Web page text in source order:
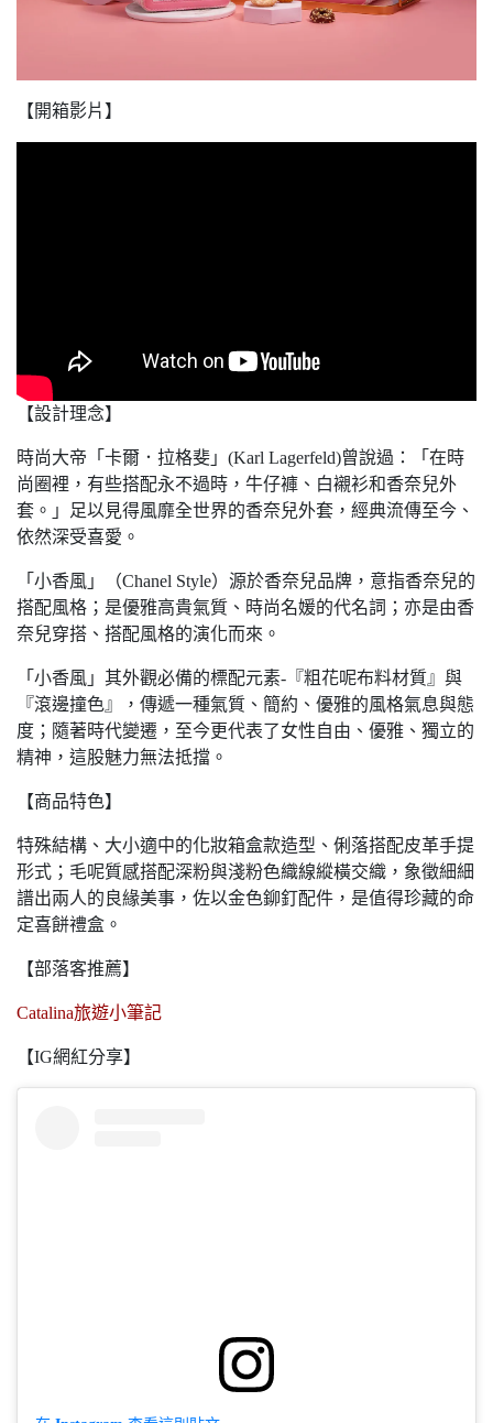
【開箱影片】
【設計理念】
時尚大帝「卡爾．拉格斐」(Karl Lagerfeld)曾說過：「在時
尚圈裡，有些搭配永不過時，牛仔褲、白襯衫和香奈兒外
套。」足以見得風靡全世界的香奈兒外套，經典流傳至今、
依然深受喜愛。
「小香風」（Chanel Style）源於香奈兒品牌，意指香奈兒的
搭配風格；是優雅高貴氣質、時尚名媛的代名詞；亦是由香
奈兒穿搭、搭配風格的演化而來。
「小香風」其外觀必備的標配元素-『粗花呢布料材質』與
『滾邊撞色』，傳遞一種氣質、簡約、優雅的風格氣息與態
度；隨著時代變遷，至今更代表了女性自由、優雅、獨立的
精神，這股魅力無法抵擋。
【商品特色】
特殊結構、大小適中的化妝箱盒款造型、俐落搭配皮革手提
形式；毛呢質感搭配深粉與淺粉色織線縱橫交織，象徵細細
譜出兩人的良緣美事，佐以金色鉚釘配件，是值得珍藏的命
定喜餅禮盒。
【部落客推薦】
Catalina旅遊小筆記
【IG網紅分享】